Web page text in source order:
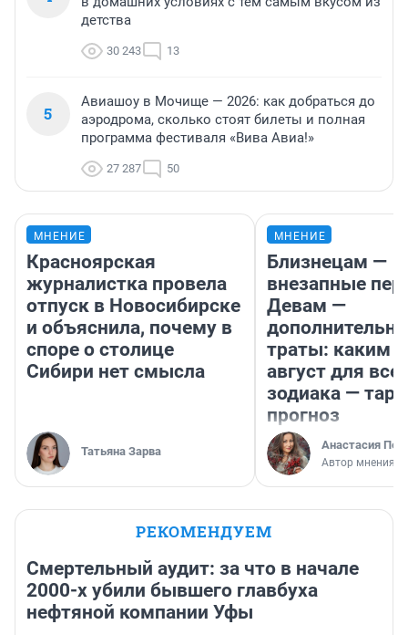
детства
30 243 13
5
Авиашоу в Мочище — 2026: как добраться до
аэродрома, сколько стоят билеты и полная
программа фестиваля «Вива Авиа!»
27 287 50
МНЕНИЕ
Красноярская
журналистка провела
отпуск в Новосибирске
и объяснила, почему в
споре о столице
Сибири нет смысла
Татьяна Зарва
МНЕНИЕ
Близнецам —
внезапные
Девам —
траты: каким
август для
зодиака —
прогноз
Анастасия
Автор мнения
РЕКОМЕНДУЕМ
Смертельный аудит: за что в начале
2000-х убили бывшего главбуха
нефтяной компании Уфы